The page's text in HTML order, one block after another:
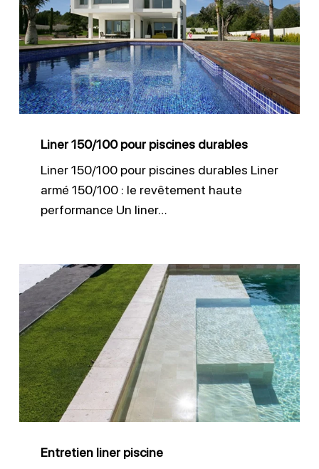
pour
piscines
durables
Liner 150/100 pour piscines durables
Liner 150/100 pour piscines durables Liner
armé 150/100 : le revêtement haute
performance Un liner…
Entretien
liner
piscine
Entretien liner piscine